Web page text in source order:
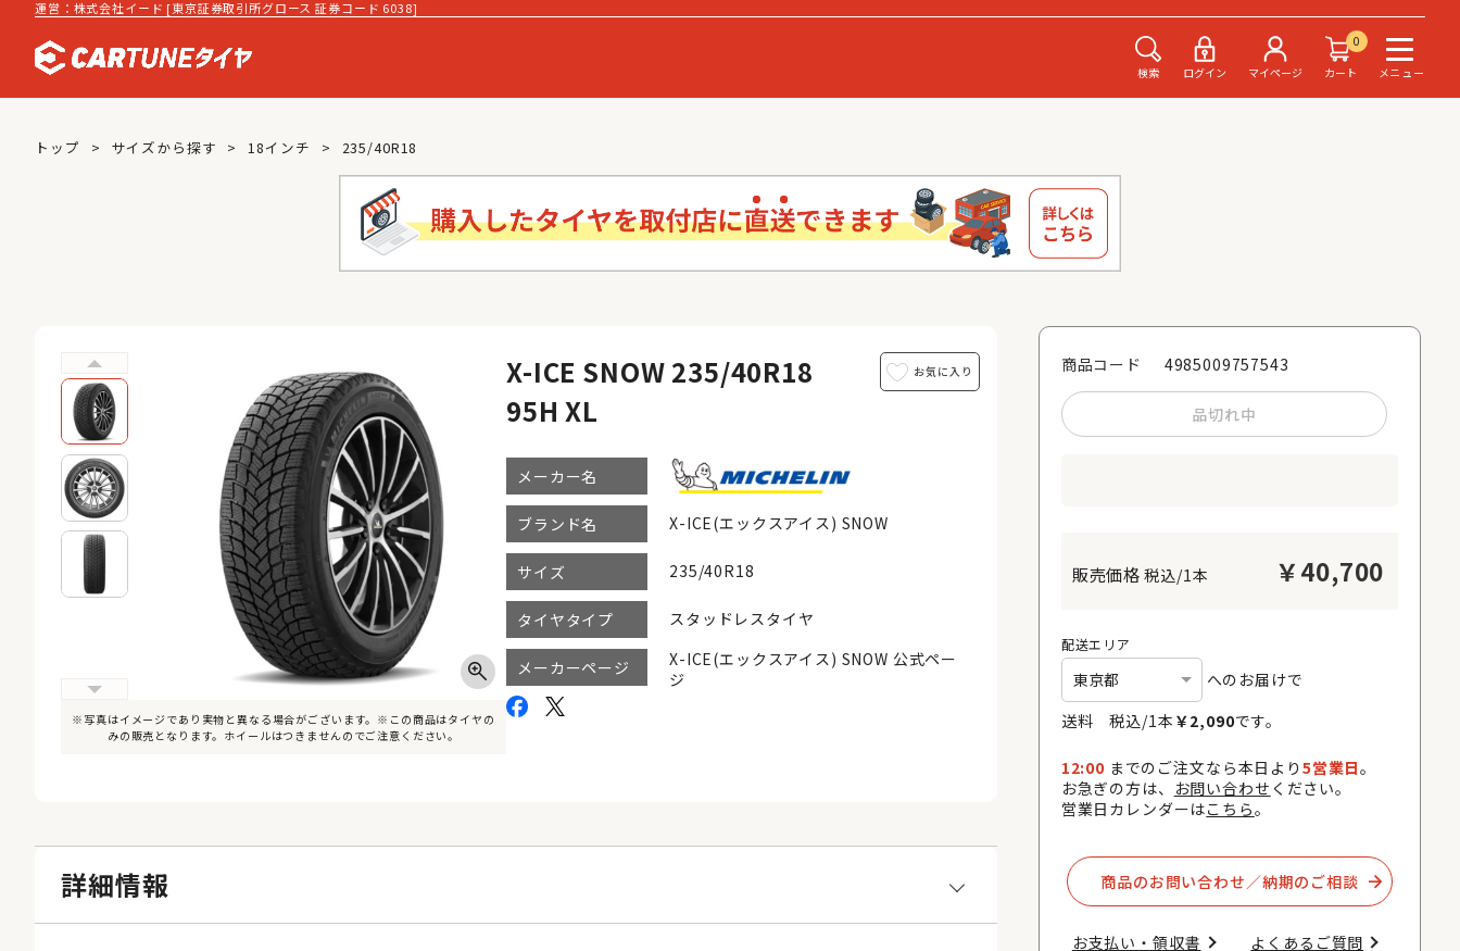
運営：株式会社イード [東京証券取引所グロース 証券コード 6038]
検索 ログイン マイページ
0
カート
メニュー
トップ サイズから探す 18インチ 235/40R18
※写真はイメージであり実物と異なる場合がございます。※この商品はタイヤの
みの販売となります。ホイールはつきませんのでご注意ください。
X-ICE SNOW 235/40R18
95H XL
メーカー名
ブランド名 X-ICE(エックスアイス) SNOW
サイズ 235/40R18
タイヤタイプ スタッドレスタイヤ
メーカーページ
X-ICE(エックスアイス) SNOW 公式ペー
ジ
詳細情報
商品コード 4985009757543
品切れ中
税込/1本 ￥40,700
配送エリア
へのお届けで
送料 税込/1本 ￥2,090です。
12:00 までのご注文なら本日より 5営業日。
お急ぎの方は、
お問い合わせ ください。
営業日カレンダーはこちら。
商品のお問い合わせ／納期のご相談​
お支払い・領収書​ よくあるご質問​